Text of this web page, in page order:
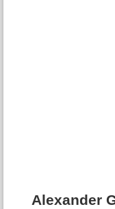
Alexander